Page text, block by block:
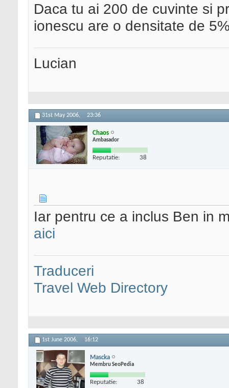
Daca tu ai 200 de cuvinte si
ionescu are o densitate de
Lucian
31st May 2006, 23:36
Chaos
Ambasador
Reputatie: 38
Iar pentru ce a inclus Ben in
aici
Traduceri
Travel Web Directory
1st June 2006, 16:12
Mascka
Membru SeoPedia
Reputatie: 38